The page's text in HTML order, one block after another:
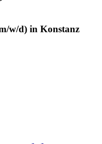
w/d) in Konstanz